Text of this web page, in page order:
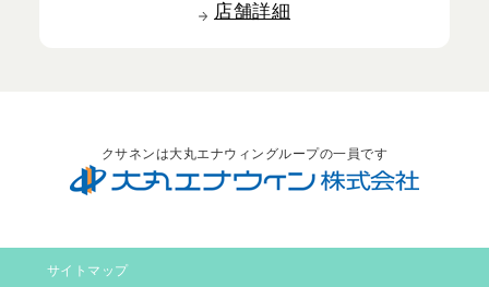
店舗詳細
クサネンは大丸エナウィングループの一員です
サイトマップ